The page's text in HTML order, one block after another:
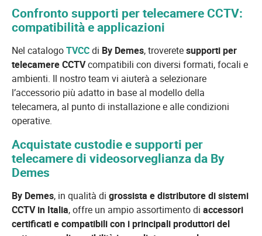
Confronto supporti per telecamere CCTV:
compatibilità e applicazioni
Nel catalogoTVCCdi By Demes, troveretesupporti per
telecamere CCTVcompatibili con diversi formati, focali e
ambienti. Il nostro team vi aiuterà a selezionare
l’accessorio più adatto in base al modello della
telecamera, al punto di installazione e alle condizioni
operative.
Acquistate custodie e supporti per
telecamere di videosorveglianza da By
Demes
By Demes, in qualità di grossista e distributore di sistemi
CCTV in Italia, offre un ampio assortimento di accessori
certificati e compatibili con i principali produttori del